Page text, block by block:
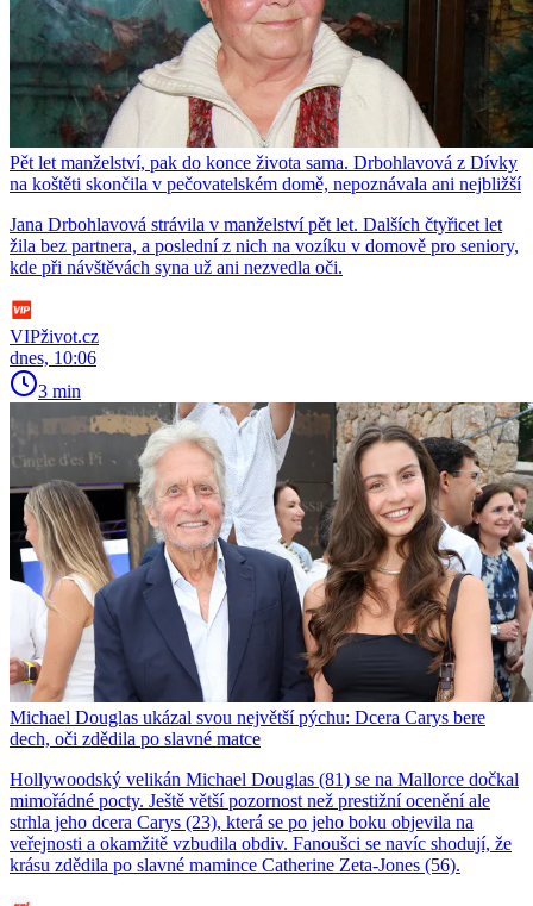
Pět let manželství, pak do konce života sama. Drbohlavová z Dívky
na koštěti skončila v pečovatelském domě, nepoznávala ani nejbližší
Jana Drbohlavová strávila v manželství pět let. Dalších čtyřicet let
žila bez partnera, a poslední z nich na vozíku v domově pro seniory,
kde při návštěvách syna už ani nezvedla oči.
VIPživot.cz
dnes, 10:06
3 min
Michael Douglas ukázal svou největší pýchu: Dcera Carys bere
dech, oči zdědila po slavné matce
Hollywoodský velikán Michael Douglas (81) se na Mallorce dočkal
mimořádné pocty. Ještě větší pozornost než prestižní ocenění ale
strhla jeho dcera Carys (23), která se po jeho boku objevila na
veřejnosti a okamžitě vzbudila obdiv. Fanoušci se navíc shodují, že
krásu zdědila po slavné mamince Catherine Zeta-Jones (56).